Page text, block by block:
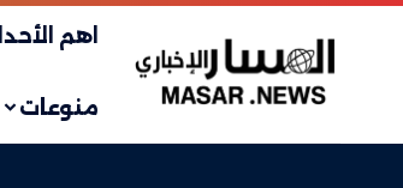
اهم
منوعات